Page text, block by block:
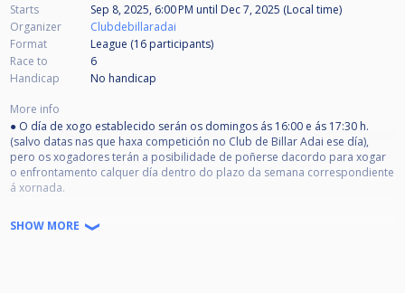
Starts Sep 8, 2025, 6:00 PM until Dec 7, 2025 (Local time)
Organizer
Clubdebillaradai
Format
League (16 participants)
Race to
6
Handicap
No handicap
More info
● O día de xogo establecido serán os domingos ás 16:00 e ás 17:30 h.
(salvo datas nas que haxa competición no Club de Billar Adai ese día),
pero os xogadores terán a posibilidade de poñerse dacordo para xogar
o enfrontamento calquer día dentro do plazo da semana correspondiente
á xornada.
● A modalidade de xogo será bola-10, seguindo a normativa de xogo do
Circuito Galego Absoluto.
SHOW MORE